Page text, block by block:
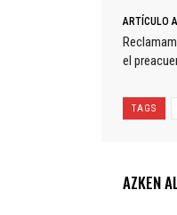
ARTÍCULO
el
TAGS
AZKEN